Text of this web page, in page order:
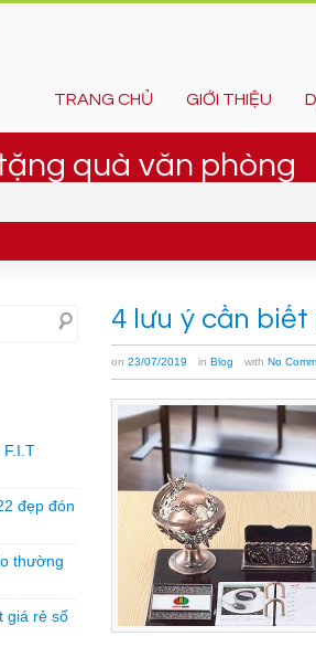
TRANG CHỦ GIỚI THIỆU
quà văn phòng
4 lưu ý cần
on 23/07/2019 in Blog with No
đẹp đón
thường
giá rẻ số